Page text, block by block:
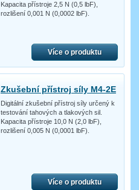
Kapacita přístroje 2,5 N (0,5 lbF),
rozlišení 0,001 N (0,0002 lbF).
Více o produktu
Zkušební přístroj síly M4-2E
Digitální zkušební přístroj síly určený k
testování tahových a tlakových sil.
Kapacita přístroje 10,0 N (2,0 lbF),
rozlišení 0,005 N (0,0001 lbF).
Více o produktu